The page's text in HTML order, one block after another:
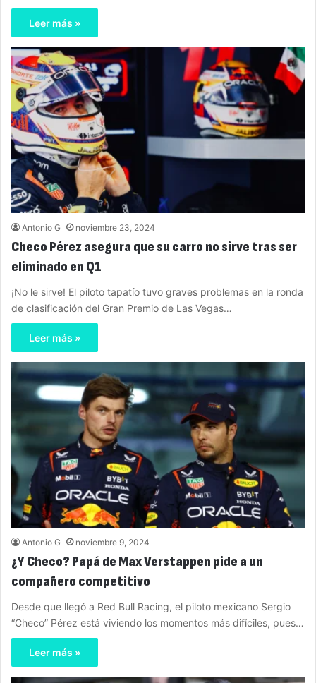
Leer más »
Antonio G noviembre 23, 2024
Checo Pérez asegura que su carro no sirve tras ser
eliminado en Q1
¡No le sirve! El piloto tapatío tuvo graves problemas en la ronda
de clasificación del Gran Premio de Las Vegas…
Leer más »
Antonio G noviembre 9, 2024
¿Y Checo? Papá de Max Verstappen pide a un
compañero competitivo
Desde que llegó a Red Bull Racing, el piloto mexicano Sergio
“Checo” Pérez está viviendo los momentos más difíciles, pues…
Leer más »